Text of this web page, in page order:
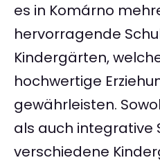
es in Komárno
hervorragende
Kindergärten,
hochwertige
gewährleisten.
als auch integrative
verschiedene